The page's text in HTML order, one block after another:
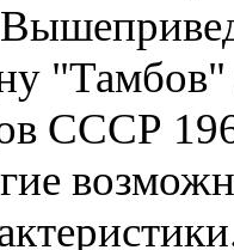
"Тамбов"
СССР